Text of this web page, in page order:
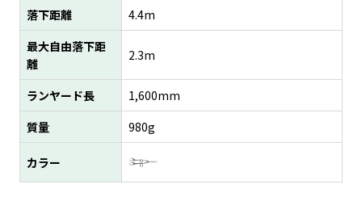
落下距離
4.4m
最大自由落下距
離
2.3m
ランヤード長
1,600mm
質量
980g
カラー